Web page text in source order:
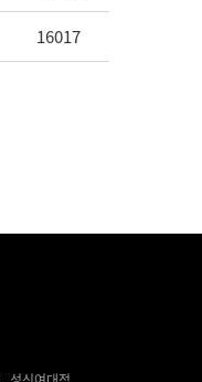
16017